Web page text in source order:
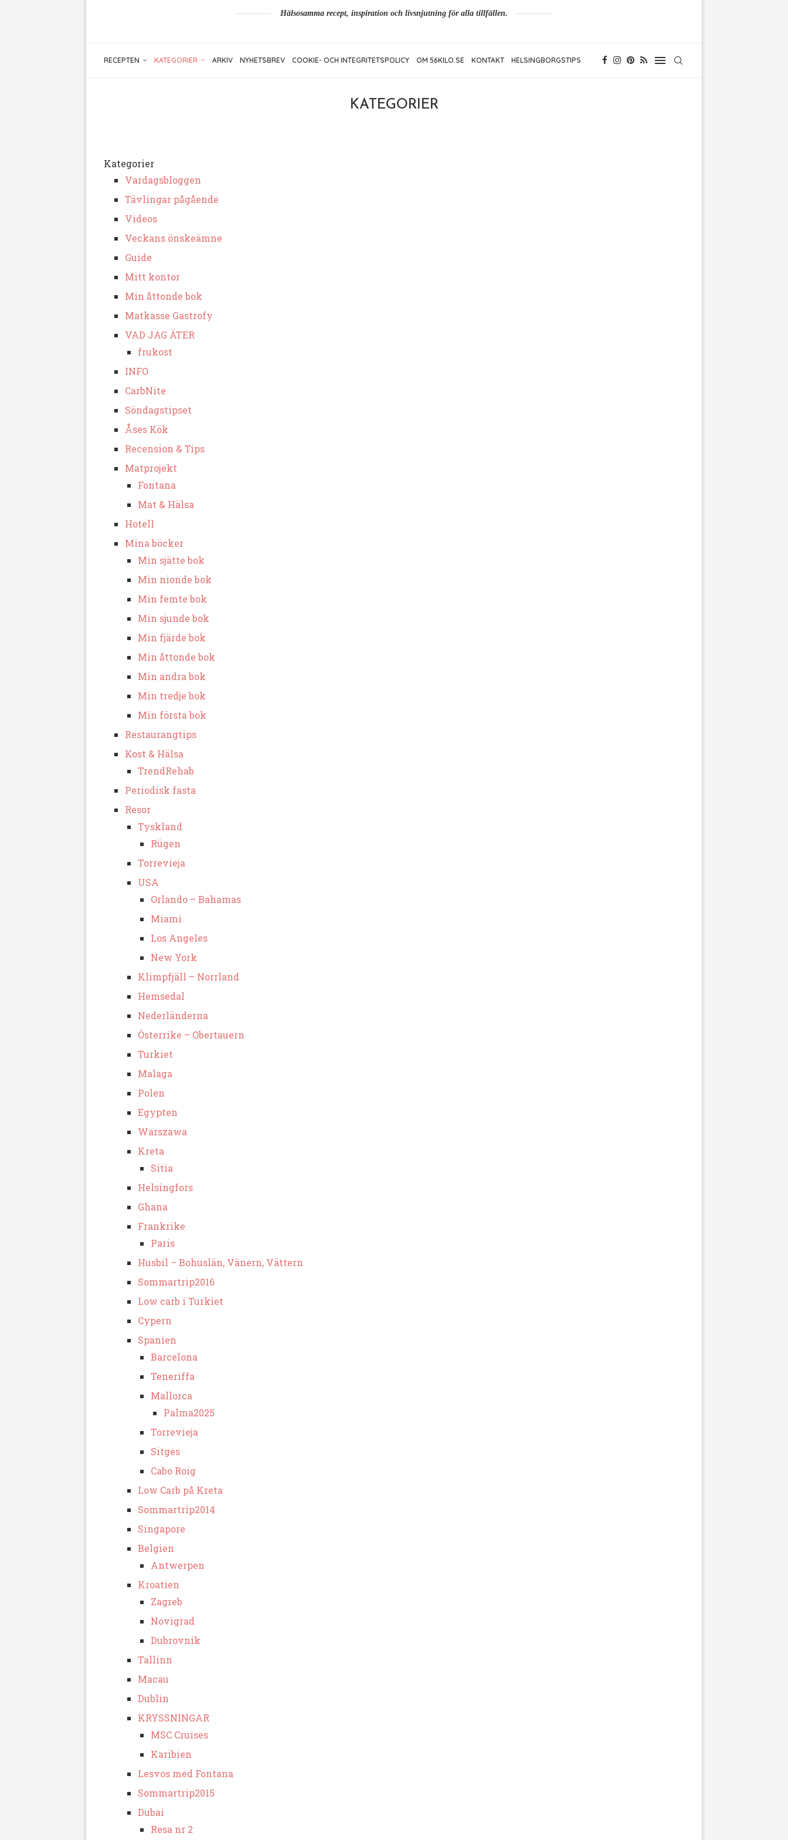
Hälsosamma recept, inspiration och livsnjutning för alla tillfällen.
RECEPTEN KATEGORIER ARKIV NYHETSBREV COOKIE- OCH INTEGRITETSPOLICY OM 56KILO.SE KONTAKT HELSINGBORGSTIPS
KATEGORIER
Kategorier
Vardagsbloggen
Tävlingar pågående
Videos
Veckans önskeämne
Guide
Mitt kontor
Min åttonde bok
Matkasse Gastrofy
VAD JAG ÄTER
frukost
INFO
CarbNite
Söndagstipset
Åses Kök
Recension & Tips
Matprojekt
Fontana
Mat & Hälsa
Hotell
Mina böcker
Min sjätte bok
Min nionde bok
Min femte bok
Min sjunde bok
Min fjärde bok
Min åttonde bok
Min andra bok
Min tredje bok
Min första bok
Restaurangtips
Kost & Hälsa
TrendRehab
Periodisk fasta
Resor
Tyskland
Rügen
Torrevieja
USA
Orlando – Bahamas
Miami
Los Angeles
New York
Klimpfjäll – Norrland
Hemsedal
Nederländerna
Österrike – Obertauern
Turkiet
Malaga
Polen
Egypten
Warszawa
Kreta
Sitia
Helsingfors
Ghana
Frankrike
Paris
Husbil – Bohuslän, Vänern, Vättern
Sommartrip2016
Low carb i Turkiet
Cypern
Spanien
Barcelona
Teneriffa
Mallorca
Palma2025
Torrevieja
Sitges
Cabo Roig
Low Carb på Kreta
Sommartrip2014
Singapore
Belgien
Antwerpen
Kroatien
Zagreb
Novigrad
Dubrovnik
Tallinn
Macau
Dublin
KRYSSNINGAR
MSC Cruises
Karibien
Lesvos med Fontana
Sommartrip2015
Dubai
Resa nr 2